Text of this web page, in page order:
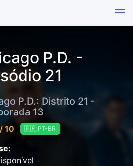
P.D. -
21
P.D.: Distrito 21 -
13
10 🇧🇷 PT-BR